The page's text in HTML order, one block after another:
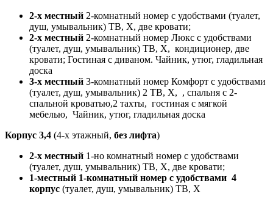
2-х местный 2-комнатный номер с удобствами (туалет,
душ, умывальник) ТВ, Х, две кровати;
2-х местный 2-комнатный номер Люкс с удобствами
(туалет, душ, умывальник) ТВ, Х, кондиционер, две
кровати; Гостиная с диваном. Чайник, утюг, гладильная
доска
3-х местный 3-комнатный номер Комфорт с удобствами
(туалет, душ, умывальник) 2 ТВ, Х, , спальня с 2-
спальной кроватью,2 тахты, гостиная с мягкой
мебелью, Чайник, утюг, гладильная доска
Корпус 3,4 (4-х этажный, без лифта)
2-х местный 1-но комнатный номер с удобствами
(туалет, душ, умывальник) ТВ, Х, две кровати;
1-местный 1-комнатный номер с удобствами 4
корпус (туалет, душ, умывальник) ТВ, Х